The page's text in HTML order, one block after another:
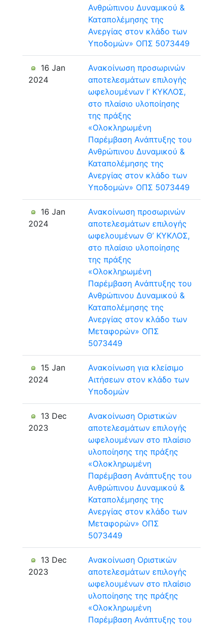
Ανθρώπινου Δυναμικού &
Καταπολέμησης της
Ανεργίας στον κλάδο των
Υποδομών» ΟΠΣ 5073449
16 Jan
2024
Ανακοίνωση προσωρινών
αποτελεσμάτων επιλογής
ωφελουμένων Ι’ ΚΥΚΛΟΣ,
στο πλαίσιο υλοποίησης
της πράξης
«Ολοκληρωμένη
Παρέμβαση Ανάπτυξης του
Ανθρώπινου Δυναμικού &
Καταπολέμησης της
Ανεργίας στον κλάδο των
Υποδομών» ΟΠΣ 5073449
16 Jan
2024
Ανακοίνωση προσωρινών
αποτελεσμάτων επιλογής
ωφελουμένων Θ’ ΚΥΚΛΟΣ,
στο πλαίσιο υλοποίησης
της πράξης
«Ολοκληρωμένη
Παρέμβαση Ανάπτυξης του
Ανθρώπινου Δυναμικού &
Καταπολέμησης της
Ανεργίας στον κλάδο των
Μεταφορών» ΟΠΣ
5073449
15 Jan
2024
Ανακοίνωση για κλείσιμο
Αιτήσεων στον κλάδο των
Υποδομών
13 Dec
2023
Ανακοίνωση Οριστικών
αποτελεσμάτων επιλογής
ωφελουμένων στο πλαίσιο
υλοποίησης της πράξης
«Ολοκληρωμένη
Παρέμβαση Ανάπτυξης του
Ανθρώπινου Δυναμικού &
Καταπολέμησης της
Ανεργίας στον κλάδο των
Μεταφορών» ΟΠΣ
5073449
13 Dec
2023
Ανακοίνωση Οριστικών
αποτελεσμάτων επιλογής
ωφελουμένων στο πλαίσιο
υλοποίησης της πράξης
«Ολοκληρωμένη
Παρέμβαση Ανάπτυξης του